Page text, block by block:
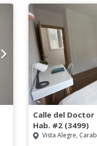
Calle del Doctor
Hab. #2 (3499)
Vista Alegre,